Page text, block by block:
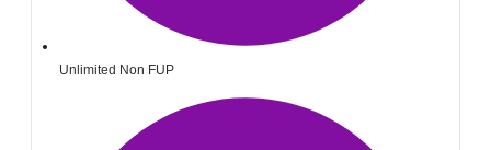
Unlimited Non FUP